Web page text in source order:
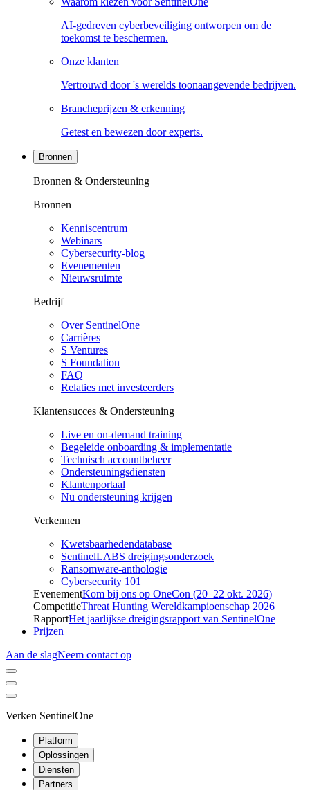
AI-gedreven cyberbeveiliging ontworpen om de
toekomst te beschermen.
Onze klanten
Vertrouwd door 's werelds toonaangevende bedrijven.
Brancheprijzen & erkenning
Getest en bewezen door experts.
Bronnen
Bronnen & Ondersteuning
Bronnen
Kenniscentrum
Webinars
Cybersecurity-blog
Evenementen
Nieuwsruimte
Bedrijf
Over SentinelOne
Carrières
S Ventures
S Foundation
FAQ
Relaties met investeerders
Klantensucces & Ondersteuning
Live en on-demand training
Begeleide onboarding & implementatie
Technisch accountbeheer
Ondersteuningsdiensten
Klantenportaal
Nu ondersteuning krijgen
Verkennen
Kwetsbaarhedendatabase
SentinelLABS dreigingsonderzoek
Ransomware-anthologie
Cybersecurity 101
EvenementKom bij ons op OneCon (20–22 okt. 2026)
CompetitieThreat Hunting Wereldkampioenschap 2026
RapportHet jaarlijkse dreigingsrapport van SentinelOne
Prijzen
Aan de slagNeem contact op
Verken SentinelOne
Platform
Oplossingen
Diensten
Partners